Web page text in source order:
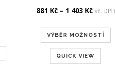
881 Kč– 1 403 Kč vč. DPH
VÝBĚR MOŽNOSTÍ
QUICK VIEW